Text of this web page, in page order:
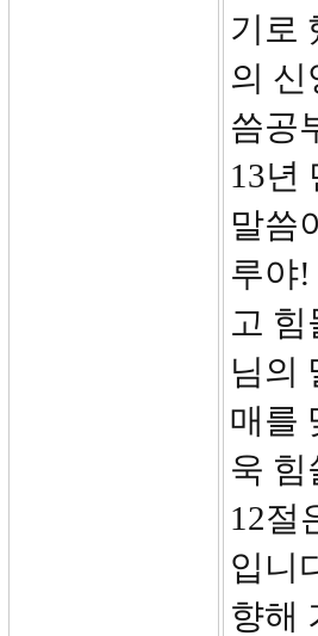
기로
의
씀공
13년
말씀
루야
고
님의
매를
욱 힘
12절
입니
향해